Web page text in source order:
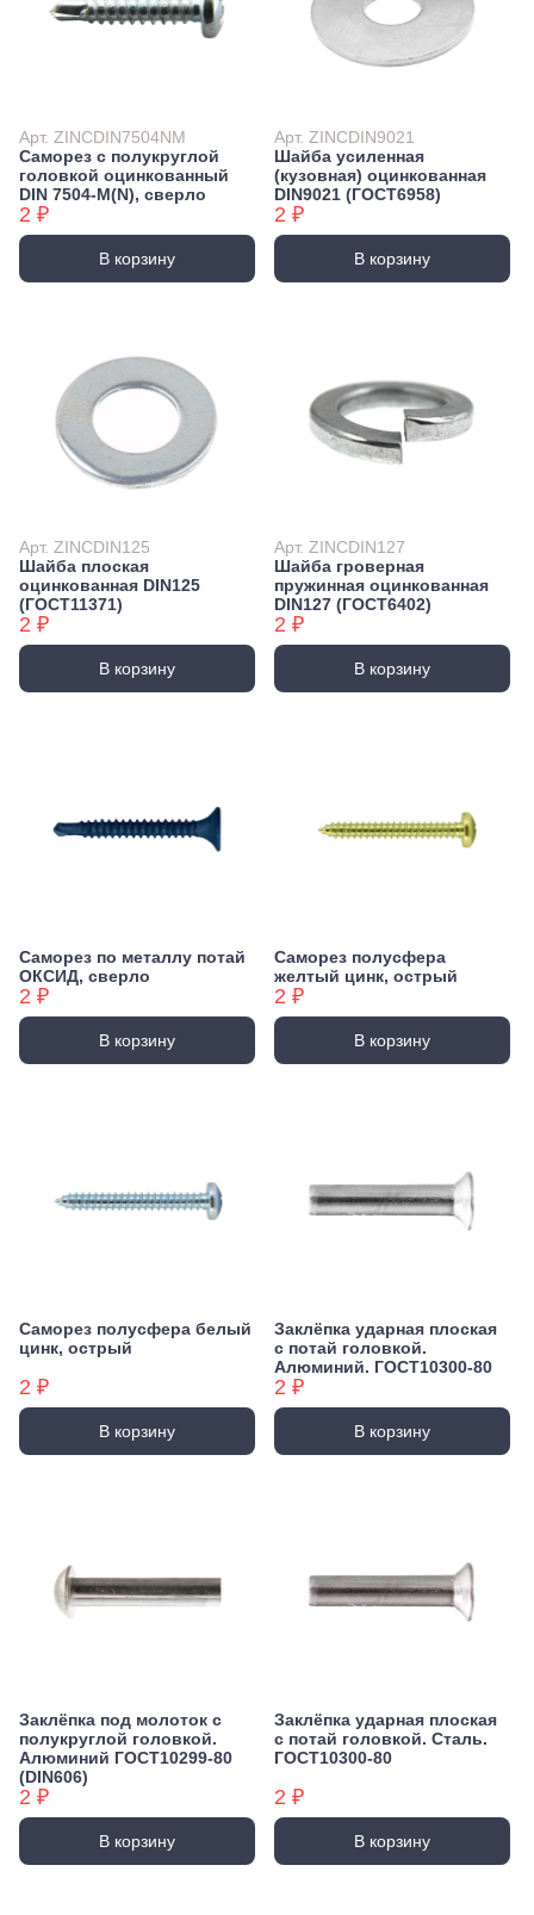
Арт. ZINCDIN7504NM
Саморез с полукруглой
головкой оцинкованный
DIN 7504-М(N), сверло
2 ₽
В корзину
Арт. ZINCDIN9021
Шайба усиленная
(кузовная) оцинкованная
DIN9021 (ГОСТ6958)
2 ₽
В корзину
Арт. ZINCDIN125
Шайба плоская
оцинкованная DIN125
(ГОСТ11371)
2 ₽
В корзину
Арт. ZINCDIN127
Шайба гроверная
пружинная оцинкованная
DIN127 (ГОСТ6402)
2 ₽
В корзину
Саморез по металлу потай
ОКСИД, сверло
2 ₽
В корзину
Саморез полусфера
желтый цинк, острый
2 ₽
В корзину
Саморез полусфера белый
цинк, острый
2 ₽
В корзину
Заклёпка ударная плоская
с потай головкой.
Алюминий. ГОСТ10300-80
2 ₽
В корзину
Заклёпка под молоток с
полукруглой головкой.
Алюминий ГОСТ10299-80
(DIN606)
2 ₽
В корзину
Заклёпка ударная плоская
с потай головкой. Сталь.
ГОСТ10300-80
2 ₽
В корзину